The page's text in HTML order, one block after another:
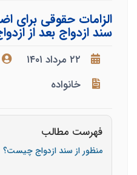
الزامات حقوقی برای
سند ازدواج بعد از
۲۲ مرداد ۱۴۰۱
خانواده
فهرست مطالب
منظور از سند ازدواج چیست؟